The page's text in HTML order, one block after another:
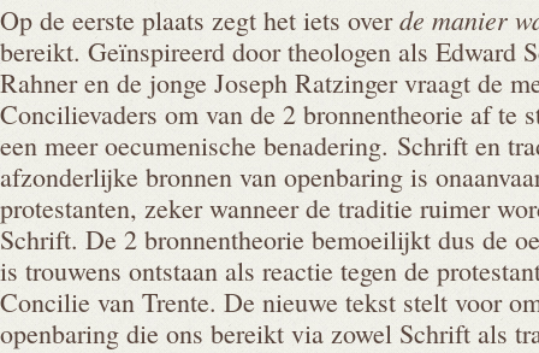
Op de eerste plaats zegt het iets overde manier
bereikt. Geïnspireerd door theologen als Edward
Rahner en de jonge Joseph Ratzinger vraagt de
Concilievaders om van de 2 bronnentheorie af te
een meer oecumenische benadering. Schrift en
afzonderlijke bronnen van openbaring is
protestanten, zeker wanneer de traditie ruimer
Schrift. De 2 bronnentheorie bemoeilijkt dus de
is trouwens ontstaan als reactie tegen de
Concilie van Trente. De nieuwe tekst stelt voor
openbaring die ons bereikt via zowel Schrift als